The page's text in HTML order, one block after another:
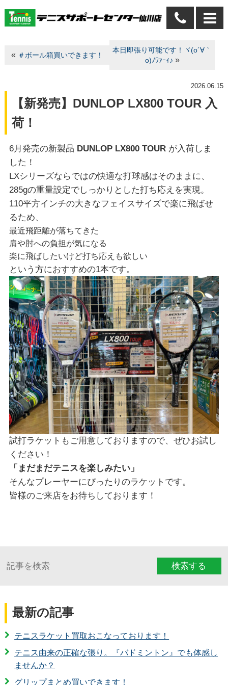
« ＃ボール箱買いできます！
本日即張り可能です！ヾ(o´∀｀
o)ﾉﾜｧｰｨ♪ »
2026.06.15
【新発売】DUNLOP LX800 TOUR 入
荷！
6月発売の新製品 DUNLOP LX800 TOURが入荷しま
した！
LXシリーズならではの快適な打球感はそのままに、
285gの重量設定でしっかりとした打ち応えを実現。
110平方インチの大きなフェイスサイズで楽に飛ばせ
るため、
最近飛距離が落ちてきた
肩や肘への負担が気になる
楽に飛ばしたいけど打ち応えも欲しい
という方におすすめの1本です。
試打ラケットもご用意しておりますので、ぜひお試し
ください！
「まだまだテニスを楽しみたい」
そんなプレーヤーにぴったりのラケットです。
皆様のご来店をお待ちしております！
検索する
最新の記事
テニスラケット買取おこなっております！
テニス由来の正確な張り。『バドミントン』でも体感し
ませんか？
グリップまとめ買いできます！